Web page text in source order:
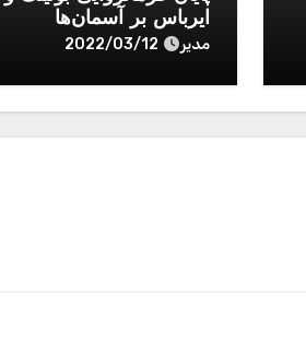
ایرباس بر آسمان‌ها
مدیر 2022/03/12